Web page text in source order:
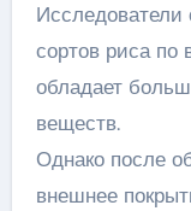
Исследователи
сортов риса по
обладает
веществ.
Однако после
внешнее